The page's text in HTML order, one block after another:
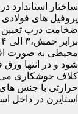
ساختار
پروفیل های
ضخامت درب
محیطی به صورت
کلاف جوشکاری می
حرارتی با جنس
استایرن در داخل